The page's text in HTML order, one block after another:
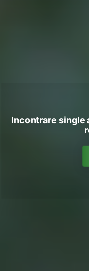
Incontrare single